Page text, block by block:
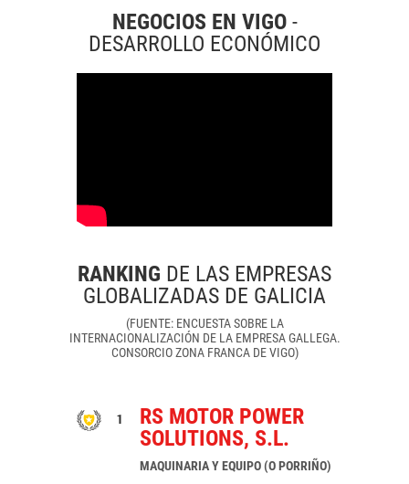
NEGOCIOS EN VIGO-
DESARROLLO ECONÓMICO
RANKING DE LAS EMPRESAS
GLOBALIZADAS DE GALICIA
(FUENTE: ENCUESTA SOBRE LA
INTERNACIONALIZACIÓN DE LA EMPRESA GALLEGA.
CONSORCIO ZONA FRANCA DE VIGO)
RS MOTOR POWER
SOLUTIONS, S.L.
MAQUINARIA Y EQUIPO (O PORRIÑO)